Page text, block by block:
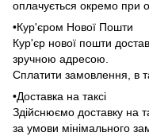
оплачується окремо при
•Кур'єром Нової Пошти
Кур'єр нової пошти
зручною адресою.
Сплатити замовлення, в
•Доставка на таксі
Здійснюємо доставку на
за умови мінімального